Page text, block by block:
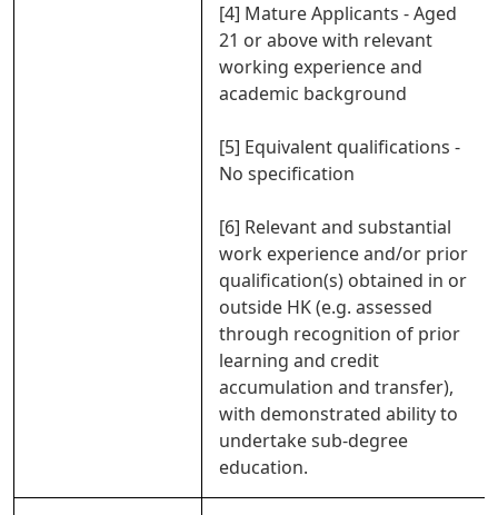
[4] Mature Applicants - Aged
21 or above with relevant
working experience and
academic background
[5] Equivalent qualifications -
No specification
[6] Relevant and substantial
work experience and/or prior
qualification(s) obtained in or
outside HK (e.g. assessed
through recognition of prior
learning and credit
accumulation and transfer),
with demonstrated ability to
undertake sub-degree
education.